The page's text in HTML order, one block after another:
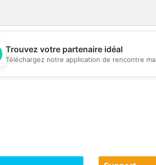
💖
Trouvez votre partenaire idéal
Téléchargez notre application de rencontre